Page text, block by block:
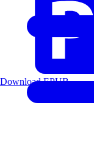
Download EPUB